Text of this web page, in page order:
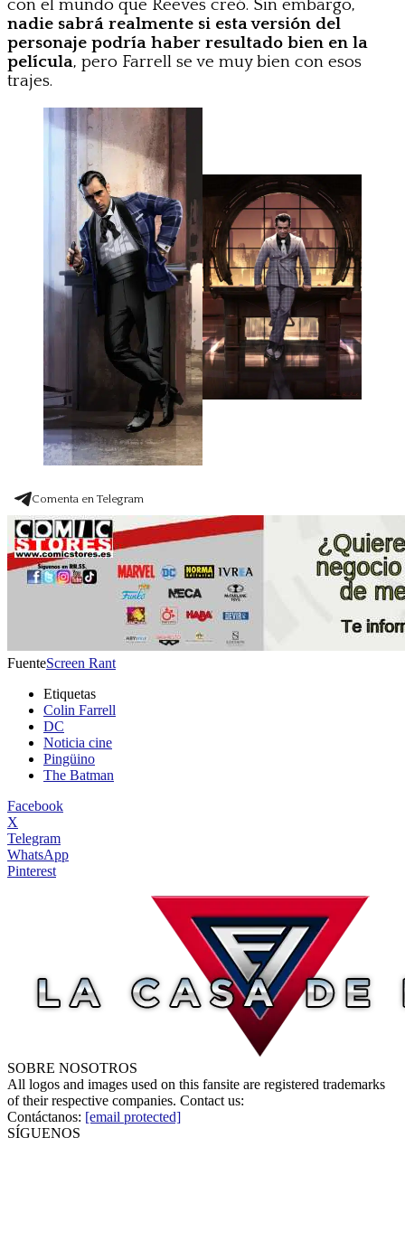
con el mundo que Reeves creó. Sin embargo,
nadie sabrá realmente si esta versión del
personaje podría haber resultado bien en la
película, pero Farrell se ve muy bien con esos
trajes.
Comenta en Telegram
FuenteScreen Rant
Etiquetas
Colin Farrell
DC
Noticia cine
Pingüino
The Batman
Facebook
X
Telegram
WhatsApp
Pinterest
SOBRE NOSOTROS
All logos and images used on this fansite are registered trademarks
of their respective companies. Contact us:
Contáctanos: [email protected]
SÍGUENOS